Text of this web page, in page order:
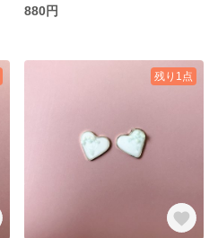
880円
残り1点